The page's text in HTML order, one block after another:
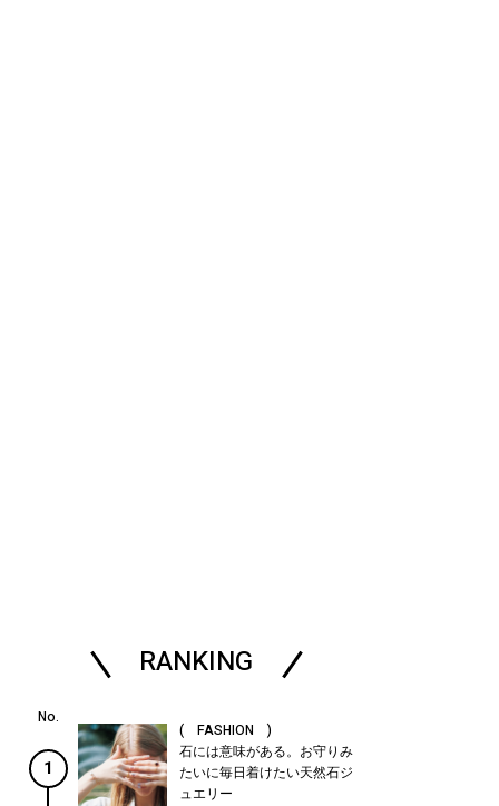
RANKING
1
( FASHION )
石には意味がある。お守りみ
たいに毎日着けたい天然石ジ
ュエリー